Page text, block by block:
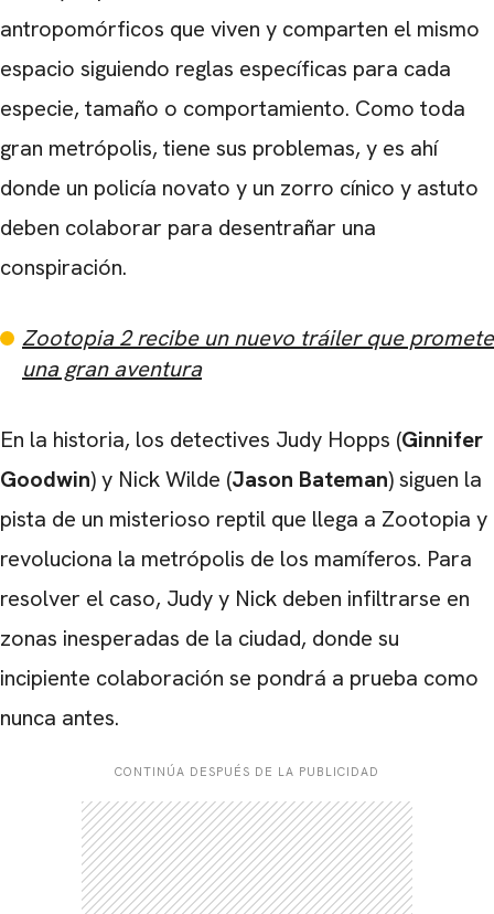
antropomórficos que viven y comparten el mismo
espacio siguiendo reglas específicas para cada
especie, tamaño o comportamiento. Como toda
gran metrópolis, tiene sus problemas, y es ahí
donde un policía novato y un zorro cínico y astuto
deben colaborar para desentrañar una
conspiración.
Zootopia 2 recibe un nuevo tráiler que promete
una gran aventura
En la historia, los detectives Judy Hopps (Ginnifer
Goodwin) y Nick Wilde (Jason Bateman) siguen la
pista de un misterioso reptil que llega a Zootopia y
revoluciona la metrópolis de los mamíferos. Para
resolver el caso, Judy y Nick deben infiltrarse en
zonas inesperadas de la ciudad, donde su
incipiente colaboración se pondrá a prueba como
nunca antes.
CONTINÚA DESPUÉS DE LA PUBLICIDAD
CARREGANDO PUBLICIDADE